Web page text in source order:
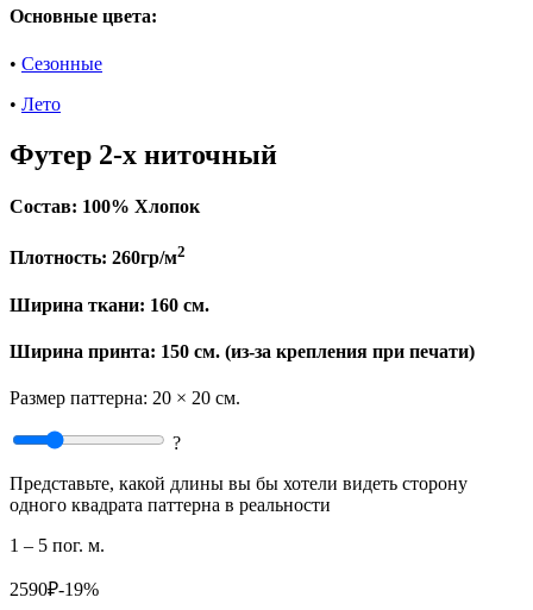
Основные цвета:
• Сезонные
• Лето
Футер 2-х ниточный
Состав: 100% Хлопок
Плотность: 260гр/м2
Ширина ткани: 160 см.
Ширина принта: 150 см. (из-за крепления при печати)
Размер паттерна: 20 × 20 см.
?
Представьте, какой длины вы бы хотели видеть сторону
одного квадрата паттерна в реальности
1 – 5 пог. м.
2590₽-19%